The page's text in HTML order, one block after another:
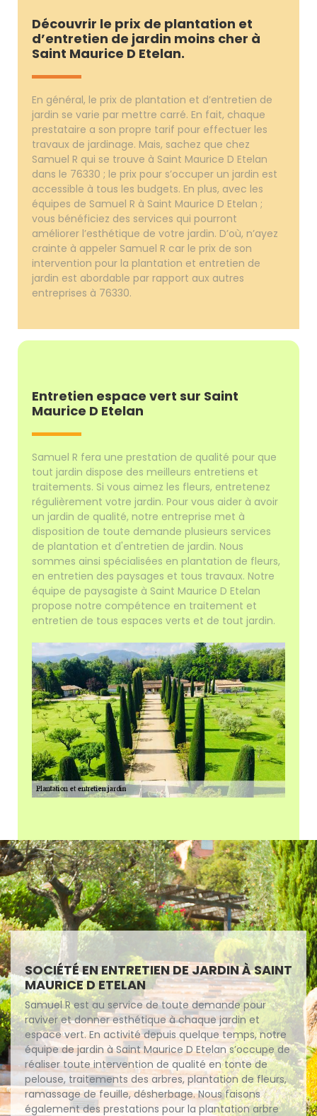
Découvrir le prix de plantation et
d’entretien de jardin moins cher à
Saint Maurice D Etelan.
En général, le prix de plantation et d’entretien de
jardin se varie par mettre carré. En fait, chaque
prestataire a son propre tarif pour effectuer les
travaux de jardinage. Mais, sachez que chez
Samuel R qui se trouve à Saint Maurice D Etelan
dans le 76330 ; le prix pour s’occuper un jardin est
accessible à tous les budgets. En plus, avec les
équipes de Samuel R à Saint Maurice D Etelan ;
vous bénéficiez des services qui pourront
améliorer l’esthétique de votre jardin. D’où, n’ayez
crainte à appeler Samuel R car le prix de son
intervention pour la plantation et entretien de
jardin est abordable par rapport aux autres
entreprises à 76330.
Entretien espace vert sur Saint
Maurice D Etelan
Samuel R fera une prestation de qualité pour que
tout jardin dispose des meilleurs entretiens et
traitements. Si vous aimez les fleurs, entretenez
régulièrement votre jardin. Pour vous aider à avoir
un jardin de qualité, notre entreprise met à
disposition de toute demande plusieurs services
de plantation et d'entretien de jardin. Nous
sommes ainsi spécialisées en plantation de fleurs,
en entretien des paysages et tous travaux. Notre
équipe de paysagiste à Saint Maurice D Etelan
propose notre compétence en traitement et
entretien de tous espaces verts et de tout jardin.
SOCIÉTÉ EN ENTRETIEN DE JARDIN À SAINT
MAURICE D ETELAN
Samuel R est au service de toute demande pour
raviver et donner esthétique à chaque jardin et
espace vert. En activité depuis quelque temps, notre
équipe de jardin à Saint Maurice D Etelan s’occupe de
réaliser toute intervention de qualité en tonte de
pelouse, traitements des arbres, plantation de fleurs,
ramassage de feuille, désherbage. Nous faisons
également des prestations pour la plantation arbre